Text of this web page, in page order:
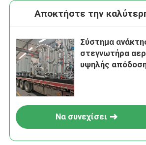
Αποκτήστε την
Σύστημα
στεγνωτήρα
υψηλής
Να συνεχίσει